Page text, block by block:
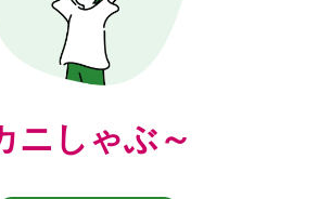
ニしゃぶ～